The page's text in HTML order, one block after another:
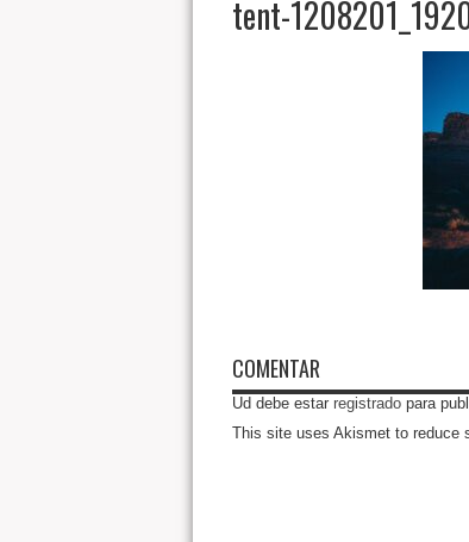
tent-
COMENTAR
Ud debe estar registradopara
This site uses Akismet to reduce